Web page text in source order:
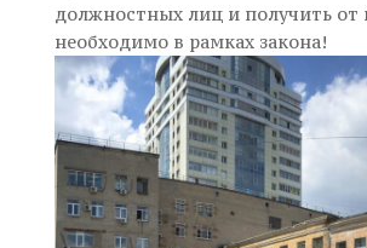
должностных лиц и получить от
необходимо в рамках закона!